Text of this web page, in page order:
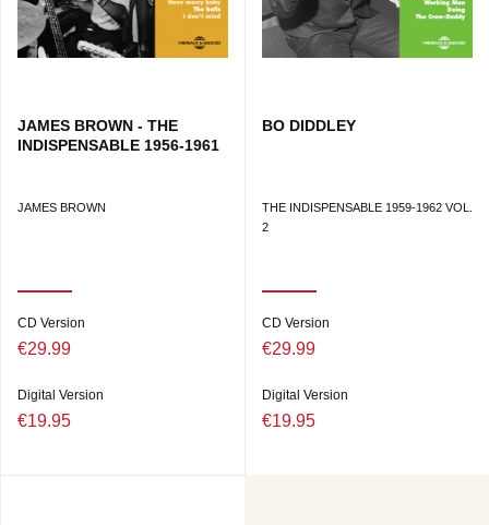
JAMES BROWN - THE
INDISPENSABLE 1956-1961
JAMES BROWN
CD Version
€29.99
Digital Version
€19.95
BO DIDDLEY
THE INDISPENSABLE 1959-1962 VOL.
2
CD Version
€29.99
Digital Version
€19.95